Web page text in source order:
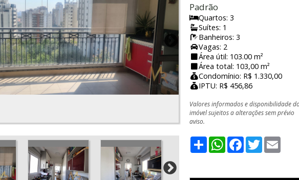
Padrão
Quartos: 3
Suítes: 1
Banheiros: 3
Vagas: 2
Área útil: 103.00 m²
Área total: 103,00 m²
Condomínio: R$ 1.330,00
IPTU: R$ 456,86
Valores informados e disponibilidade
imóvel sujeitos a alterações sem prévio
aviso.
ShareWhatsApp
Facebook
Twitter